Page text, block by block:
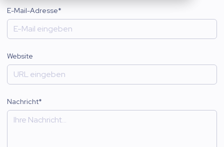
E-Mail-Adresse*
Website
Nachricht*